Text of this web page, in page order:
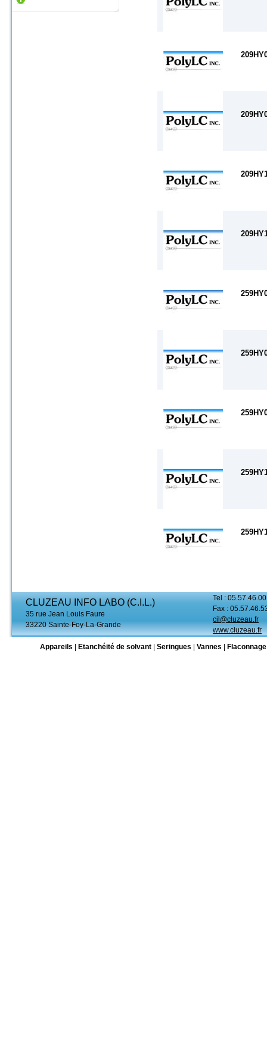
CLUZEAU INFO LABO (C.I.L.)
35 rue Jean Louis Faure
33220 Sainte-Foy-La-Grande
Tel :
Fax :
cil@cluzeau.fr
www.cluzeau.fr
Appareils
Etanchéité de solvant Seringues Vannes Flaconnage